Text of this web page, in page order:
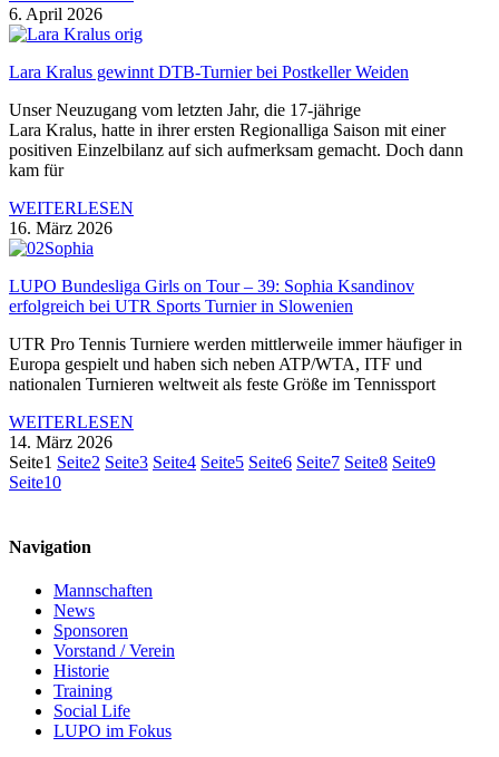
6. April 2026
Lara Kralus gewinnt DTB-Turnier bei Postkeller Weiden
Unser Neuzugang vom letzten Jahr, die 17-jährige
Lara Kralus, hatte in ihrer ersten Regionalliga Saison mit einer
positiven Einzelbilanz auf sich aufmerksam gemacht. Doch dann
kam für
WEITERLESEN
16. März 2026
LUPO Bundesliga Girls on Tour – 39: Sophia Ksandinov
erfolgreich bei UTR Sports Turnier in Slowenien
UTR Pro Tennis Turniere werden mittlerweile immer häufiger in
Europa gespielt und haben sich neben ATP/WTA, ITF und
nationalen Turnieren weltweit als feste Größe im Tennissport
WEITERLESEN
14. März 2026
Seite1 Seite2 Seite3 Seite4 Seite5 Seite6 Seite7 Seite8 Seite9
Seite10
Navigation
Mannschaften
News
Sponsoren
Vorstand / Verein
Historie
Training
Social Life
LUPO im Fokus